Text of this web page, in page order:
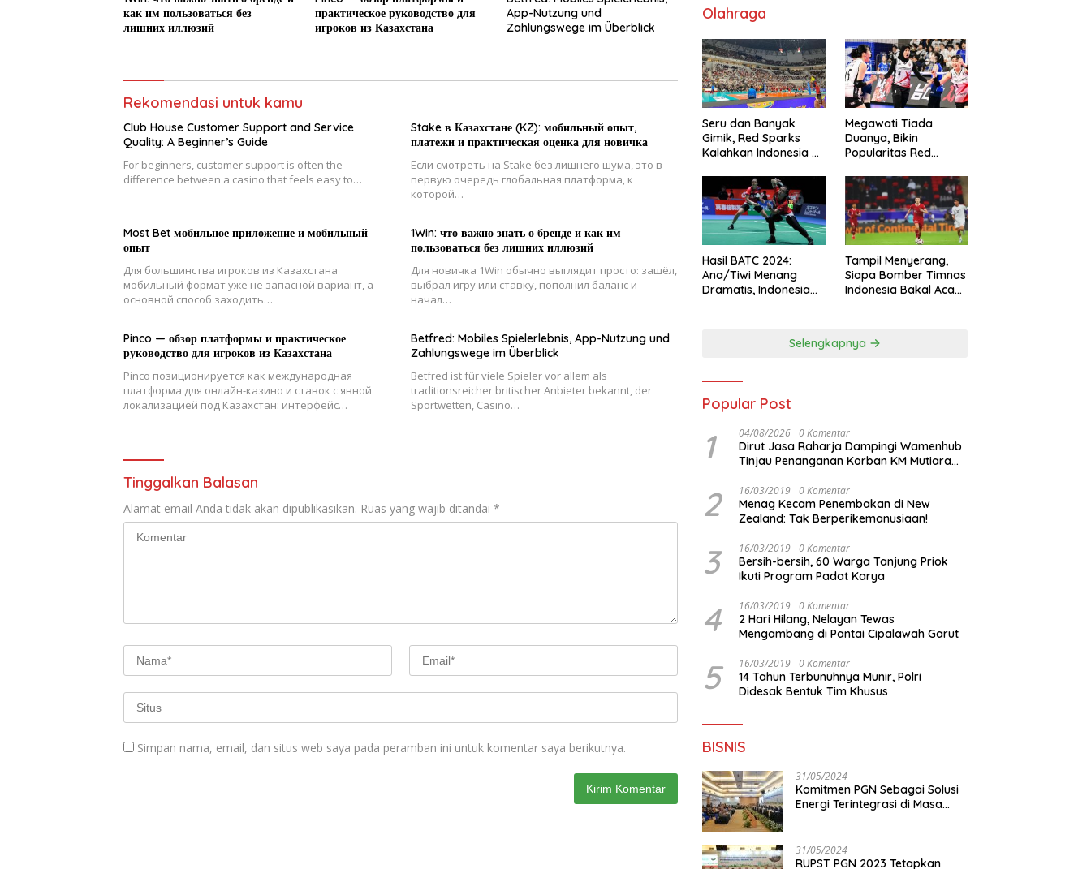
как им пользоваться без
лишних иллюзий
практическое руководство для
игроков из Казахстана
App-Nutzung und
Zahlungswege im Überblick
Rekomendasi untuk kamu
Club House Customer Support and Service
Quality: A Beginner’s Guide
For beginners, customer support is often the
difference between a casino that feels easy to…
Stake в Казахстане (KZ): мобильный опыт,
платежи и практическая оценка для новичка
Если смотреть на Stake без лишнего шума, это в
первую очередь глобальная платформа, к
которой…
Most Bet мобильное приложение и мобильный
опыт
Для большинства игроков из Казахстана
мобильный формат уже не запасной вариант, а
основной способ заходить…
1Win: что важно знать о бренде и как им
пользоваться без лишних иллюзий
Для новичка 1Win обычно выглядит просто: зашёл,
выбрал игру или ставку, пополнил баланс и
начал…
Pinco — обзор платформы и практическое
руководство для игроков из Казахстана
Pinco позиционируется как международная
платформа для онлайн-казино и ставок с явной
локализацией под Казахстан: интерфейс…
Betfred: Mobiles Spielerlebnis, App-Nutzung und
Zahlungswege im Überblick
Betfred ist für viele Spieler vor allem als
traditionsreicher britischer Anbieter bekannt, der
Sportwetten, Casino…
Tinggalkan Balasan
Alamat email Anda tidak akan dipublikasikan. Ruas yang wajib ditandai *
Simpan nama, email, dan situs web saya pada peramban ini untuk komentar saya berikutnya.
Olahraga
Seru dan Banyak
Gimik, Red Sparks
Kalahkan Indonesia All
Megawati Tiada
Duanya, Bikin
Popularitas Red
Hasil BATC 2024:
Ana/Tiwi Menang
Dramatis, Indonesia
Tampil Menyerang,
Siapa Bomber Timnas
Indonesia Bakal Acak-
Selengkapnya
Popular Post
1 04/08/2026 0 Komentar
Dirut Jasa Raharja Dampingi Wamenhub
Tinjau Penanganan Korban KM Mutiara
2 16/03/2019 0 Komentar
Menag Kecam Penembakan di New
Zealand: Tak Berperikemanusiaan!
3 16/03/2019 0 Komentar
Bersih-bersih, 60 Warga Tanjung Priok
Ikuti Program Padat Karya
4 16/03/2019 0 Komentar
2 Hari Hilang, Nelayan Tewas
Mengambang di Pantai Cipalawah Garut
5 16/03/2019 0 Komentar
14 Tahun Terbunuhnya Munir, Polri
Didesak Bentuk Tim Khusus
BISNIS
31/05/2024
Komitmen PGN Sebagai Solusi
Energi Terintegrasi di Masa
31/05/2024
RUPST PGN 2023 Tetapkan